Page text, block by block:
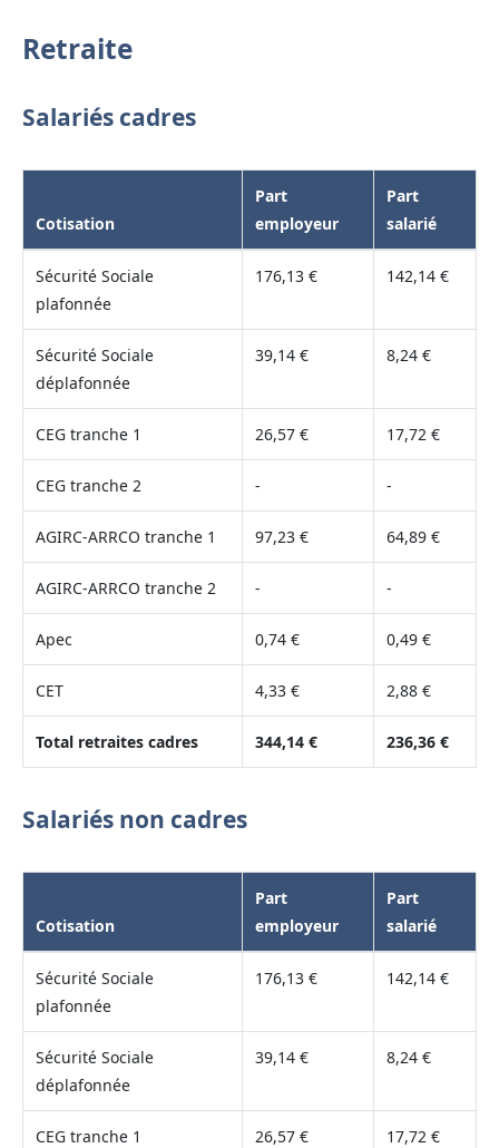
Retraite
Salariés cadres
Cotisation
Part
employeur
Part
salarié
Sécurité Sociale
plafonnée
176,13 € 142,14 €
Sécurité Sociale
déplafonnée
39,14 € 8,24 €
CEG tranche 1 26,57 € 17,72 €
CEG tranche 2 - -
AGIRC-ARRCO tranche 1 97,23 € 64,89 €
AGIRC-ARRCO tranche 2 - -
Apec 0,74 € 0,49 €
CET 4,33 € 2,88 €
Total retraites cadres 344,14 € 236,36 €
Salariés non cadres
Cotisation
Part
employeur
Part
salarié
Sécurité Sociale
plafonnée
176,13 € 142,14 €
Sécurité Sociale
déplafonnée
39,14 € 8,24 €
CEG tranche 1 26,57 € 17,72 €